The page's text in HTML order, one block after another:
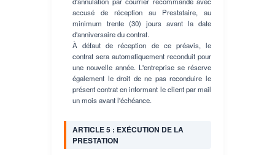
accusé de réception au Prestataire, au
minimum trente (30) jours avant la date
d'anniversaire du contrat.
À défaut de réception de ce préavis, le
contrat sera automatiquement reconduit pour
une nouvelle année. L'entreprise se réserve
également le droit de ne pas reconduire le
présent contrat en informant le client par mail
un mois avant l'échéance.
ARTICLE 5 : EXÉCUTION DE LA
PRESTATION